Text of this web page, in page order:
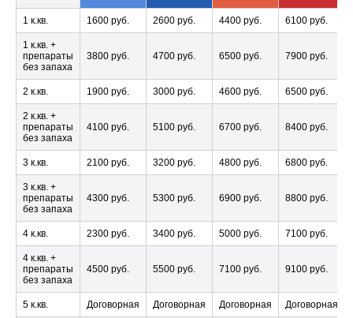
1 к.кв. 1600 руб. 2600 руб. 4400 руб. 6100 руб.
1 к.кв. +
препараты
без запаха
3800 руб. 4700 руб. 6500 руб. 7900 руб.
2 к.кв. 1900 руб. 3000 руб. 4600 руб. 6500 руб.
2 к.кв. +
препараты
без запаха
4100 руб. 5100 руб. 6700 руб. 8400 руб.
3 к.кв. 2100 руб. 3200 руб. 4800 руб. 6800 руб.
3 к.кв. +
препараты
без запаха
4300 руб. 5300 руб. 6900 руб. 8800 руб.
4 к.кв. 2300 руб. 3400 руб. 5000 руб. 7100 руб.
4 к.кв. +
препараты
без запаха
4500 руб. 5500 руб. 7100 руб. 9100 руб.
5 к.кв. Договорная Договорная Договорная Договорная